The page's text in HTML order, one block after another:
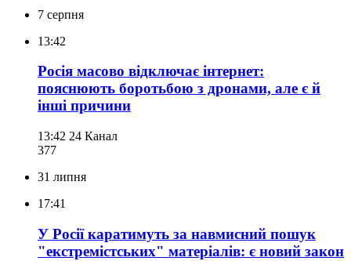
7 серпня
13:42
Росія масово відключає інтернет:
пояснюють боротьбою з дронами, але є й
інші причини
13:42 24 Канал
377
31 липня
17:41
У Росії каратимуть за навмисний пошук
"екстремістських" матеріалів: є новий закон